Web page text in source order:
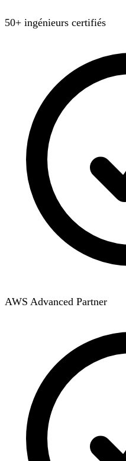
50+ ingénieurs certifiés
AWS Advanced Partner